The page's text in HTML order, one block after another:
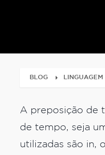
BLOG LINGUAGEM
A preposição de
de tempo, seja
utilizadas são in,